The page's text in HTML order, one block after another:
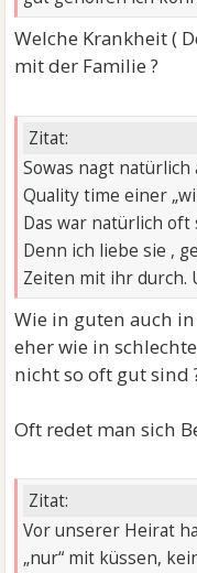
Welche Krankheit (
mit der Familie ?
Zitat:
Sowas nagt
Quality time einer
Das war natürlich oft
Denn ich liebe sie ,
Zeiten mit ihr durch.
Wie in guten auch
eher wie in
nicht so oft gut sind
Oft redet man sich
Zitat:
Vor unserer Heirat
„nur“ mit küssen,